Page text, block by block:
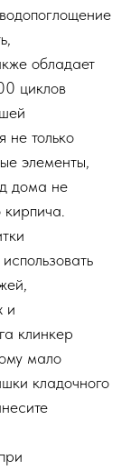
обладает
циклов
не только
элементы,
дома не
и
клинкер
мало
кладочного